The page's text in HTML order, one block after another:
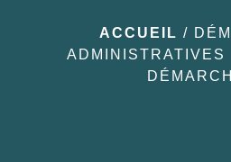
ACCUEIL /
ADMINISTRATIVES